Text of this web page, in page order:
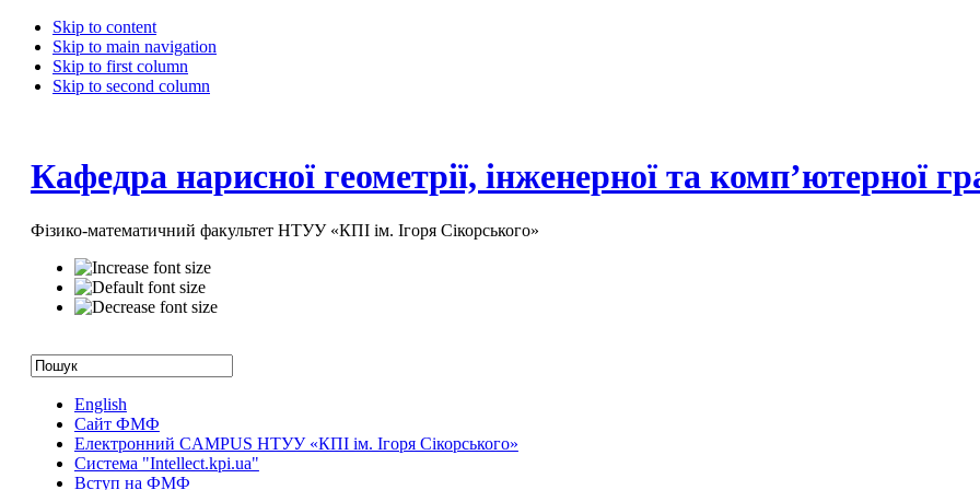
Skip to content
Skip to main navigation
Skip to first column
Skip to second column
Кафедра нарисної геометрії, інженерної та комп’ютерної
Фізико-математичний факультет НТУУ «КПІ ім. Ігоря Сікорського»
English
Сайт ФМФ
Електронний CAMPUS НТУУ «КПІ ім. Ігоря Сікорського»
Система "Intellect.kpi.ua"
Вступ на ФМФ